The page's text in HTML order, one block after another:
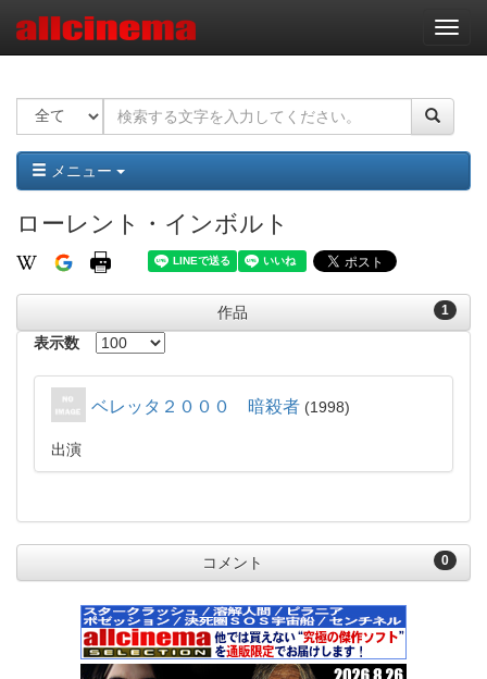
ナ
ビ
ー
ョ
ン
メニュー
ローレント・インボルト
1
作品
表示数
ベレッタ２０００ 暗殺者 1998
出演
0
コメント